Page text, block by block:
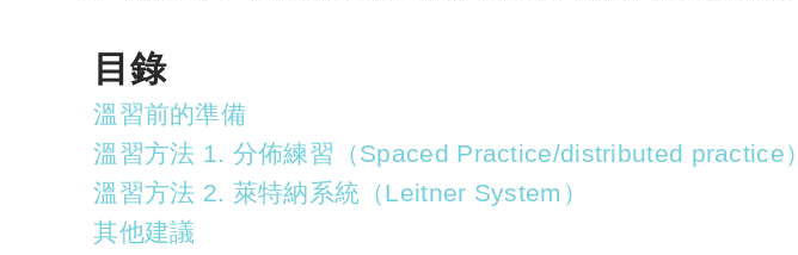
目錄
溫習前的準備
溫習方法 1. 分佈練習（Spaced Practice/distributed practice）
溫習方法 2. 萊特納系統（Leitner System）
其他建議